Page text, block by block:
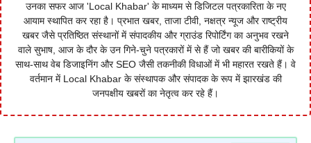
उनका सफर आज 'Local Khabar' के माध्यम से डिजिटल पत्रकारिता के नए
आयाम स्थापित कर रहा है। प्रभात खबर, ताजा टीवी, नक्षत्र न्यूज और राष्ट्रीय
खबर जैसे प्रतिष्ठित संस्थानों में संपादकीय और ग्राउंड रिपोर्टिंग का अनुभव रखने
वाले सुभाष, आज के दौर के उन गिने-चुने पत्रकारों में से हैं जो खबर की बारीकियों के
साथ-साथ वेब डिजाइनिंग और SEO जैसी तकनीकी विधाओं में भी महारत रखते हैं। वे
वर्तमान में Local Khabar के संस्थापक और संपादक के रूप में झारखंड की
जनपक्षीय खबरों का नेतृत्व कर रहे हैं।